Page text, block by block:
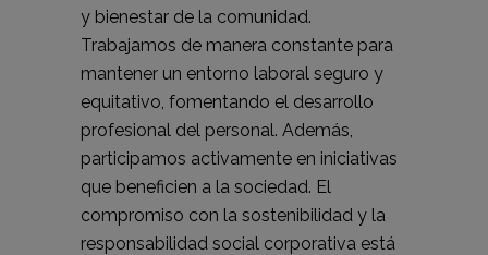
y bienestar de la comunidad.
Trabajamos de manera constante para
mantener un entorno laboral seguro y
equitativo, fomentando el desarrollo
profesional del personal. Además,
participamos activamente en iniciativas
que beneficien a la sociedad. El
compromiso con la sostenibilidad y la
responsabilidad social corporativa está